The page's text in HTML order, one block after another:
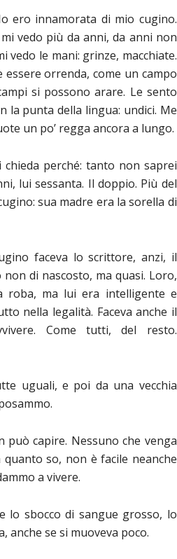
ero innamorata di mio cugino.
vedo più da anni, da anni non
vedo le mani: grinze, macchiate.
essere orrenda, come un campo
si possono arare. Le sento
la punta della lingua: undici. Me
un po’ regga ancora a lungo.
perché: tanto non saprei
lui sessanta. Il doppio. Più del
sua madre era la sorella di
faceva lo scrittore, anzi, il
di nascosto, ma quasi. Loro,
roba, ma lui era intelligente e
nella legalità. Faceva anche il
Come tutti, del resto.
uguali, e poi da una vecchia
può capire. Nessuno che venga
so, non è facile neanche
a vivere.
lo sbocco di sangue grosso, lo
anche se si muoveva poco.